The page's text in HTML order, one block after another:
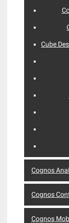
Cube
Cognos
Cognos
Cognos